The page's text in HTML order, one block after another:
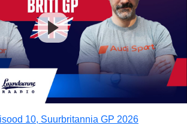
10, Suurbritannia GP 2026